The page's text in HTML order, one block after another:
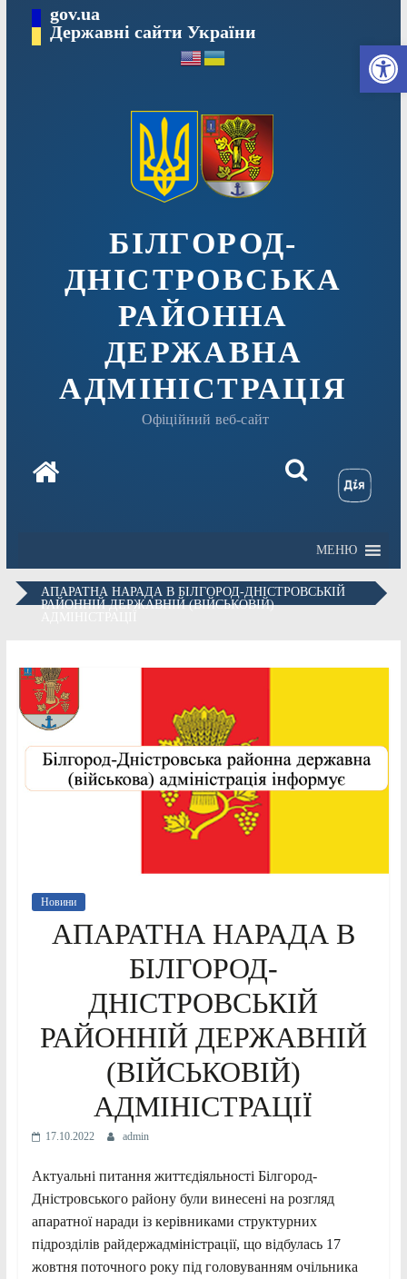
вмісту
gov.ua
Державні сайти України
БІЛГОРОД-
ДНІСТРОВСЬКА
РАЙОННА
ДЕРЖАВНА
АДМІНІСТРАЦІЯ
Офіційний веб-сайт
МЕНЮ
АПАРАТНА НАРАДА В БІЛГОРОД-ДНІСТРОВСЬКІЙ
РАЙОННІЙ ДЕРЖАВНІЙ (ВІЙСЬКОВІЙ)
Новини
АПАРАТНА НАРАДА В
БІЛГОРОД-
ДНІСТРОВСЬКІЙ
РАЙОННІЙ ДЕРЖАВНІЙ
(ВІЙСЬКОВІЙ)
АДМІНІСТРАЦІЇ
17.10.2022 admin
Актуальні питання життєдіяльності Білгород-
Дністровського району були винесені на розгляд
апаратної наради із керівниками структурних
підрозділів райдержадміністрації, що відбулась 17
жовтня поточного року під головуванням очільника